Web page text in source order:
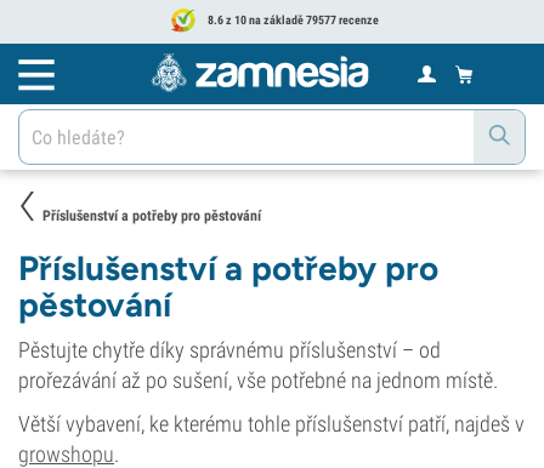
8.6 z 10 na základě 79577 recenze
Příslušenství a potřeby pro pěstování
Příslušenství a potřeby pro
pěstování
Pěstujte chytře díky správnému příslušenství – od
prořezávání až po sušení, vše potřebné na jednom místě.
Větší vybavení, ke kterému tohle příslušenství patří, najdeš v
growshopu.